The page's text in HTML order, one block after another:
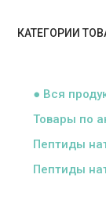
КАТЕГОРИИ
● Вся
Товары по
Пептиды
Пептиды